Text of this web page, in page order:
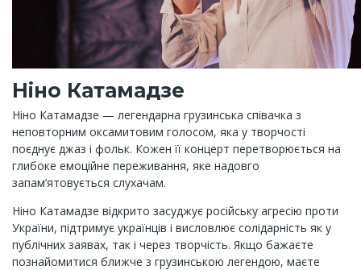
Ніно Катамадзе
Ніно Катамадзе — легендарна грузинська співачка з
неповторним оксамитовим голосом, яка у творчості
поєднує джаз і фольк. Кожен її концерт перетворюється на
глибоке емоційне переживання, яке надовго
запам’ятовується слухачам.
Ніно Катамадзе відкрито засуджує російську агресію проти
України, підтримує українців і висловлює солідарність як у
публічних заявах, так і через творчість. Якщо бажаєте
познайомитися ближче з грузинською легендою, маєте